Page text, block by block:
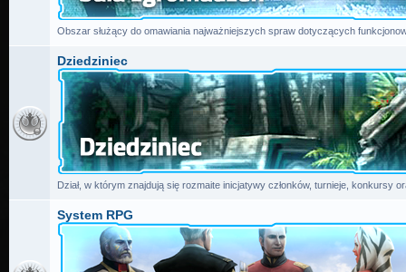
Obszar służący do omawiania najważniejszych spraw dotyczących
Dziedziniec
Dział, w którym znajdują się rozmaite inicjatywy członków, turnieje, konkursy
System RPG